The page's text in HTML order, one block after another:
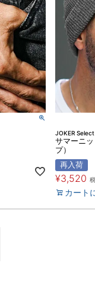
JOKER Select
サマーニ
プ）
再入荷
¥3,520
カート